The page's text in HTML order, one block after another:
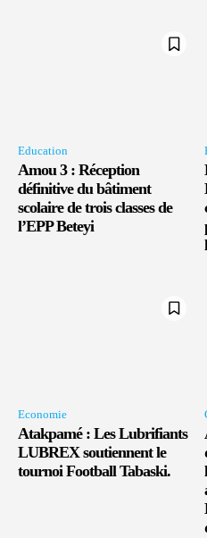
Education
Amou 3 : Réception
définitive du bâtiment
scolaire de trois classes de
l’EPP Beteyi
Economie
Atakpamé : Les Lubrifiants
LUBREX soutiennent le
tournoi Football Tabaski.